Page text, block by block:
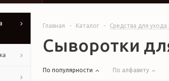
Главная - Каталог - Средства для ухода
Сыворотки
По популярности По алфавиту